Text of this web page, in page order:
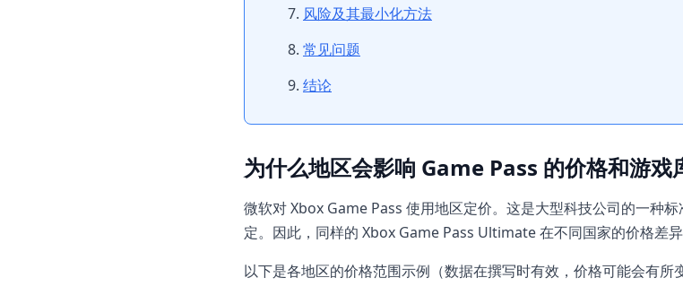
风险及其最小化方法
常见问题
结论
为什么地区会影响 Game Pass 的价格和游戏
微软对 Xbox Game Pass 使用地区定价。这是大型科技公司的一种
定。因此，同样的 Xbox Game Pass Ultimate 在不同国家的价格差异
以下是各地区的价格范围示例（数据在撰写时有效，价格可能会有所